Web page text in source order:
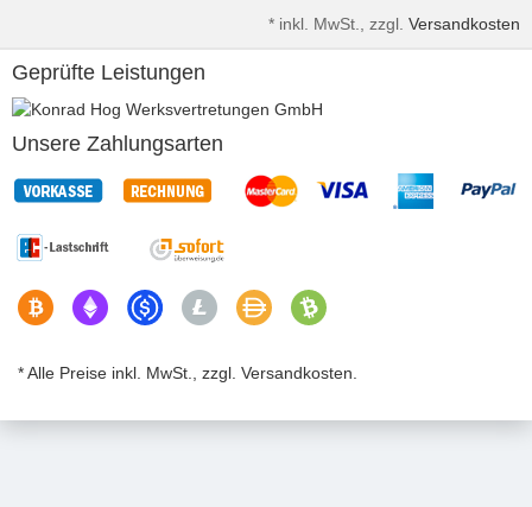
* inkl. MwSt., zzgl. Versandkosten
Geprüfte Leistungen
Unsere Zahlungsarten
* Alle Preise inkl. MwSt., zzgl. Versandkosten.